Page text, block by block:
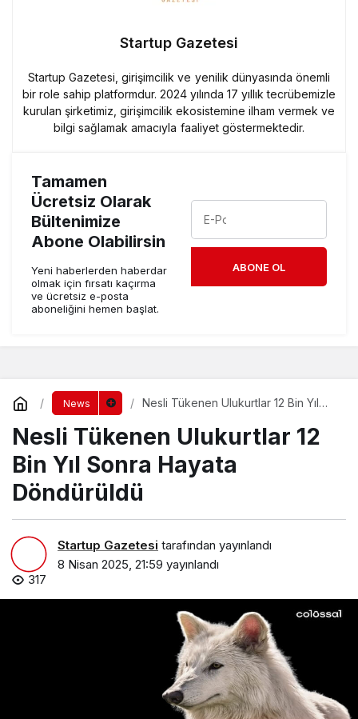
Startup Gazetesi
Startup Gazetesi, girişimcilik ve yenilik dünyasında önemli
bir role sahip platformdur. 2024 yılında 17 yıllık tecrübemizle
kurulan şirketimiz, girişimcilik ekosistemine ilham vermek ve
bilgi sağlamak amacıyla faaliyet göstermektedir.
Tamamen
Ücretsiz Olarak
Bültenimize
Abone Olabilirsin
Yeni haberlerden haberdar
olmak için fırsatı kaçırma
ve ücretsiz e-posta
aboneliğini hemen başlat.
ABONE OL
News
Nesli Tükenen Ulukurtlar 12 Bin Yıl
Nesli Tükenen Ulukurtlar 12
Bin Yıl Sonra Hayata
Döndürüldü
Startup Gazetesi tarafından yayınlandı
8 Nisan 2025, 21:59 yayınlandı
317